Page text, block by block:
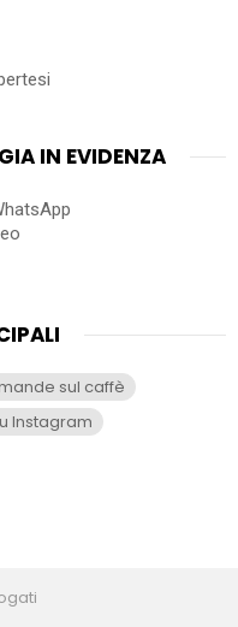
IN EVIDENZA
sul caffè
Instagram